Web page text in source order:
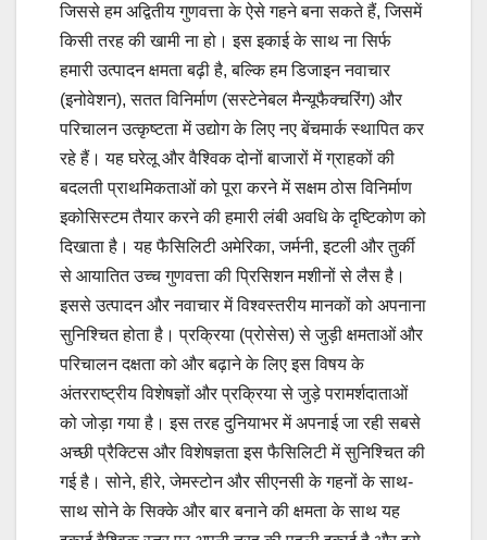
जिससे हम अद्वितीय गुणवत्ता के ऐसे गहने बना सकते हैं, जिसमें
किसी तरह की खामी ना हो। इस इकाई के साथ ना सिर्फ
हमारी उत्पादन क्षमता बढ़ी है, बल्कि हम डिजाइन नवाचार
(इनोवेशन), सतत विनिर्माण (सस्टेनेबल मैन्यूफैक्चरिंग) और
परिचालन उत्कृष्टता में उद्योग के लिए नए बेंचमार्क स्थापित कर
रहे हैं। यह घरेलू और वैश्विक दोनों बाजारों में ग्राहकों की
बदलती प्राथमिकताओं को पूरा करने में सक्षम ठोस विनिर्माण
इकोसिस्टम तैयार करने की हमारी लंबी अवधि के दृष्टिकोण को
दिखाता है। यह फैसिलिटी अमेरिका, जर्मनी, इटली और तुर्की
से आयातित उच्च गुणवत्ता की प्रिसिशन मशीनों से लैस है।
इससे उत्पादन और नवाचार में विश्वस्तरीय मानकों को अपनाना
सुनिश्चित होता है। प्रक्रिया (प्रोसेस) से जुड़ी क्षमताओं और
परिचालन दक्षता को और बढ़ाने के लिए इस विषय के
अंतरराष्ट्रीय विशेषज्ञों और प्रक्रिया से जुड़े परामर्शदाताओं
को जोड़ा गया है। इस तरह दुनियाभर में अपनाई जा रही सबसे
अच्छी प्रैक्टिस और विशेषज्ञता इस फैसिलिटी में सुनिश्चित की
गई है। सोने, हीरे, जेमस्टोन और सीएनसी के गहनों के साथ-
साथ सोने के सिक्के और बार बनाने की क्षमता के साथ यह